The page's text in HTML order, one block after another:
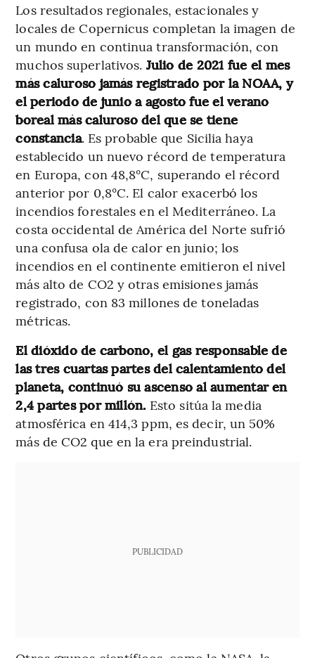
Los resultados regionales, estacionales y
locales de Copernicus completan la imagen de
un mundo en continua transformación, con
muchos superlativos. Julio de 2021 fue el mes
más caluroso jamás registrado por la NOAA, y
el periodo de junio a agosto fue el verano
boreal más caluroso del que se tiene
constancia. Es probable que Sicilia haya
establecido un nuevo récord de temperatura
en Europa, con 48,8°C, superando el récord
anterior por 0,8°C. El calor exacerbó los
incendios forestales en el Mediterráneo. La
costa occidental de América del Norte sufrió
una confusa ola de calor en junio; los
incendios en el continente emitieron el nivel
más alto de CO2 y otras emisiones jamás
registrado, con 83 millones de toneladas
métricas.
El dióxido de carbono, el gas responsable de
las tres cuartas partes del calentamiento del
planeta, continuó su ascenso al aumentar en
2,4 partes por millón. Esto sitúa la media
atmosférica en 414,3 ppm, es decir, un 50%
más de CO2 que en la era preindustrial.
PUBLICIDAD